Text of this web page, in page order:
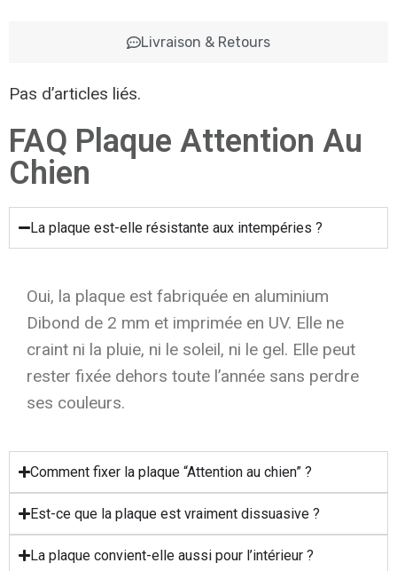
Livraison & Retours
Pas d’articles liés.
FAQ Plaque Attention Au
Chien
La plaque est-elle résistante aux intempéries ?
Oui, la plaque est fabriquée en aluminium
Dibond de 2 mm et imprimée en UV. Elle ne
craint ni la pluie, ni le soleil, ni le gel. Elle peut
rester fixée dehors toute l’année sans perdre
ses couleurs.
Comment fixer la plaque “Attention au chien” ?
Est-ce que la plaque est vraiment dissuasive ?
La plaque convient-elle aussi pour l’intérieur ?